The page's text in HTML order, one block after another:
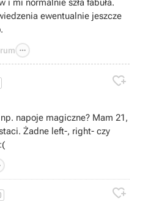
i mi normalnie szła fabuła.
ewentualnie jeszcze


napoje magiczne? Mam 21,
Żadne left-, right- czy
